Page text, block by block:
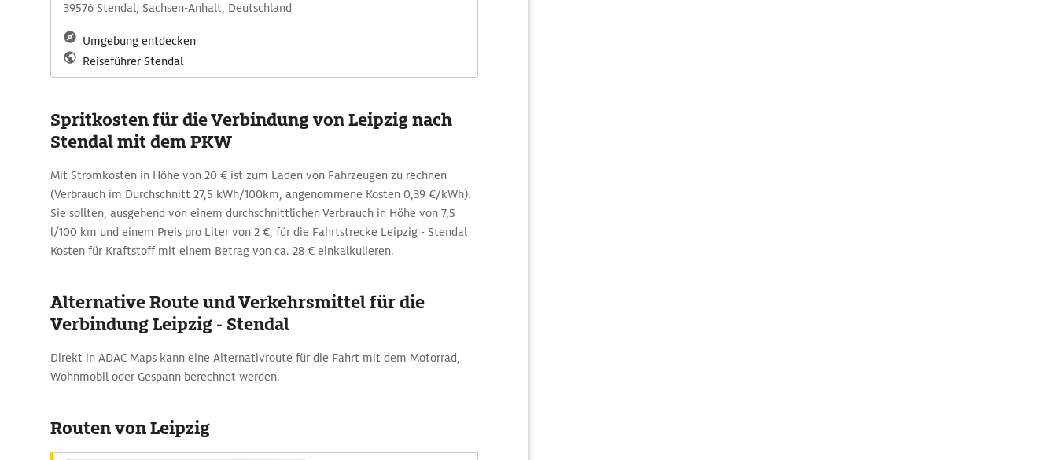
39576 Stendal, Sachsen-Anhalt, Deutschland
Umgebung entdecken
Reiseführer Stendal
Spritkosten für die Verbindung von Leipzig nach
Stendal mit dem PKW
Mit Stromkosten in Höhe von 20 € ist zum Laden von Fahrzeugen zu rechnen
(Verbrauch im Durchschnitt 27,5 kWh/100km, angenommene Kosten 0,39 €/kWh).
Sie sollten, ausgehend von einem durchschnittlichen Verbrauch in Höhe von 7,5
l/100 km und einem Preis pro Liter von 2 €, für die Fahrtstrecke Leipzig - Stendal
Kosten für Kraftstoff mit einem Betrag von ca. 28 € einkalkulieren.
Alternative Route und Verkehrsmittel für die
Verbindung Leipzig - Stendal
Direkt in ADAC Maps kann eine Alternativroute für die Fahrt mit dem Motorrad,
Wohnmobil oder Gespann berechnet werden.
Routen von Leipzig